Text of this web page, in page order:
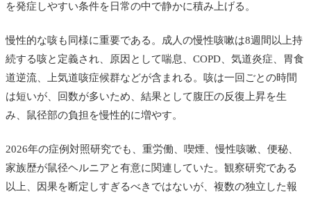
を発症しやすい条件を日常の中で静かに積み上げる。
慢性的な咳も同様に重要である。成人の慢性咳嗽は8週間以上持
続する咳と定義され、原因として喘息、COPD、気道炎症、胃食
道逆流、上気道咳症候群などが含まれる。咳は一回ごとの時間
は短いが、回数が多いため、結果として腹圧の反復上昇を生
み、鼠径部の負担を慢性的に増やす。
2026年の症例対照研究でも、重労働、喫煙、慢性咳嗽、便秘、
家族歴が鼠径ヘルニアと有意に関連していた。観察研究である
以上、因果を断定しすぎるべきではないが、複数の独立した報